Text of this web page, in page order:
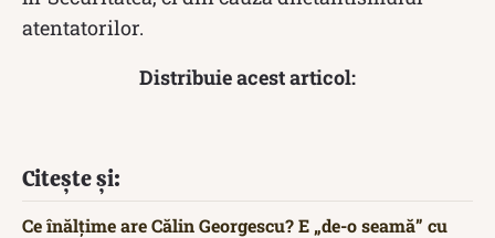
atentatorilor.
Distribuie acest articol:
Citește și:
Ce înălțime are Călin Georgescu? E „de-o seamă” cu